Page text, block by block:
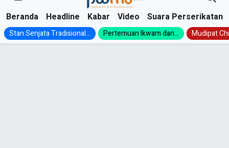
Beranda Headline Kabar Video Suara Perserikatan
Stan Senjata Tradisional... Pertemuan Ikwam dan... Mudipat